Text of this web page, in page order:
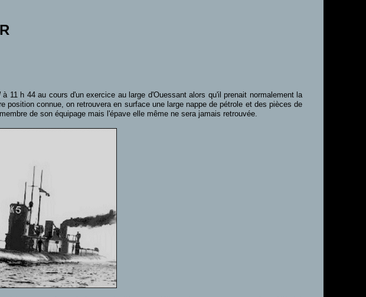
11 h 44 au cours d'un exercice au large d'Ouessant alors qu'il prenait normalement la
connue, on retrouvera en surface une large nappe de pétrole et des pièces de
de son équipage mais l'épave elle même ne sera jamais retrouvée.